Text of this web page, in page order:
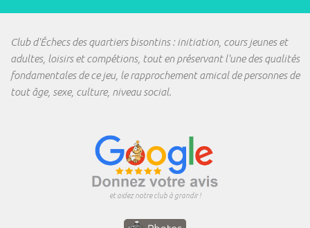
Club d'Échecs des quartiers bisontins : initiation, cours jeunes et
adultes, loisirs et compétions, tout en préservant l'une des qualités
fondamentales de ce jeu, le rapprochement amical de personnes de
tout âge, sexe, culture, niveau social.
et aidez notre club à grandir !